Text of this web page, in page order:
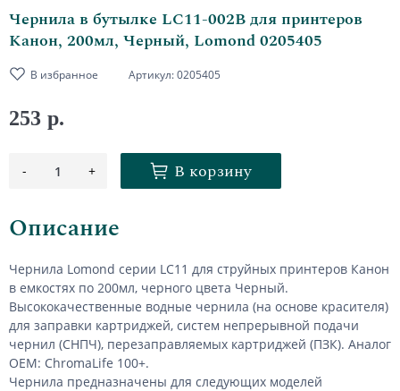
Чернила в бутылке LC11-002B для принтеров
Канон, 200мл, Черный, Lomond 0205405
В избранное Артикул:0205405
253 р.
- 1 + В корзину
Описание
Чернила Lomond серии LC11 для струйных принтеров Канон
в емкостях по 200мл, черного цвета Черный.
Высококачественные водные чернила (на основе красителя)
для заправки картриджей, систем непрерывной подачи
чернил (СНПЧ), перезаправляемых картриджей (ПЗК). Аналог
OEM: ChromaLife 100+.
Чернила предназначены для следующих моделей